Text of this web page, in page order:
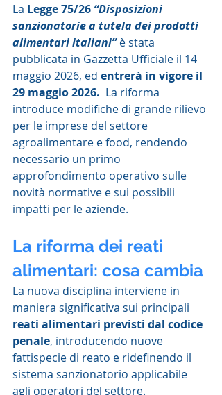
La Legge 75/26 “Disposizioni
sanzionatorie a tutela dei prodotti
alimentari italiani” èstata
pubblicata in Gazzetta Ufficiale il 14
maggio 2026, ed entrerà in vigore il
29 maggio 2026.
  La riforma
introduce modifiche di grande rilievo
per le imprese del settore
agroalimentare e food, rendendo
necessario un primo
approfondimento operativo sulle
novità normative e sui possibili
impatti per le aziende.
La riforma dei reati
alimentari: cosa cambia
La nuova disciplina interviene in
maniera significativa sui principali
reati alimentari previsti dal codice
penale, introducendo nuove
fattispecie di reato e ridefinendo il
sistema sanzionatorio applicabile
agli operatori del settore.